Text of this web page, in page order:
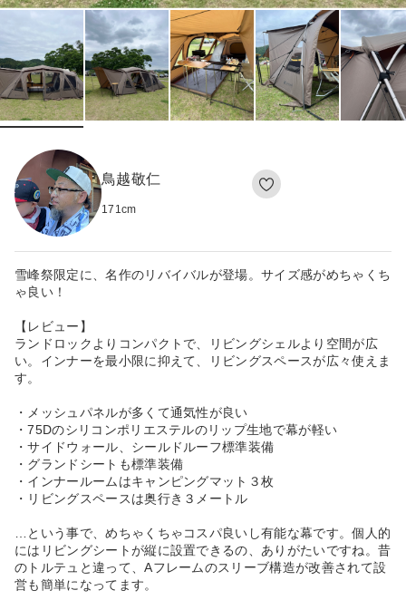
鳥越敬仁
171cm
雪峰祭限定に、名作のリバイバルが登場。サイズ感がめちゃくち
ゃ良い！
【レビュー】
ランドロックよりコンパクトで、リビングシェルより空間が広
い。インナーを最小限に抑えて、リビングスペースが広々使えま
す。
・メッシュパネルが多くて通気性が良い
・75Dのシリコンポリエステルのリップ生地で幕が軽い
・サイドウォール、シールドルーフ標準装備
・グランドシートも標準装備
・インナールームはキャンピングマット３枚
・リビングスペースは奥行き３メートル
…という事で、めちゃくちゃコスパ良いし有能な幕です。個人的
にはリビングシートが縦に設置できるの、ありがたいですね。昔
のトルテュと違って、Aフレームのスリーブ構造が改善されて設
営も簡単になってます。